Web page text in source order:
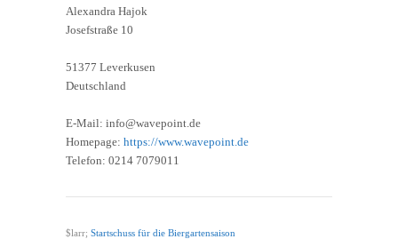
Alexandra Hajok
Josefstraße 10
51377 Leverkusen
Deutschland
E-Mail: info@wavepoint.de
Homepage: https://www.wavepoint.de
Telefon: 0214 7079011
$larr; Startschuss für die Biergartensaison